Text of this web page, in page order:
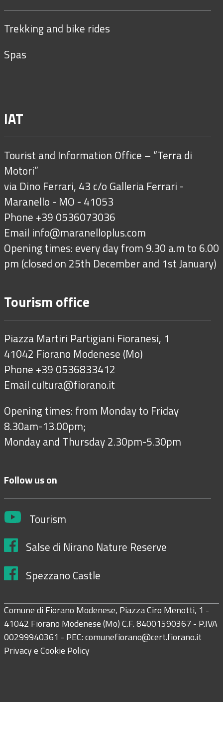
originali…
Trekking and bike rides
Spas
IAT
Tourist and Information Office – “Terra di
Motori”
via Dino Ferrari, 43 c/o Galleria Ferrari -
Maranello - MO - 41053
Phone +39 0536073036
Email info@maranelloplus.com
Opening times: every day from 9.30 a.m to 6.00
pm (closed on 25th December and 1st January)
Tourism office
Piazza Martiri Partigiani Fioranesi, 1
41042 Fiorano Modenese (Mo)
Phone +39 0536833412
Email cultura@fiorano.it
Opening times: from Monday to Friday
8.30am-13.00pm;
Monday and Thursday 2.30pm-5.30pm
Follow us on
Tourism
Salse di Nirano Nature Reserve
Spezzano Castle
Comune di Fiorano Modenese, Piazza Ciro Menotti, 1 -
41042 Fiorano Modenese (Mo) C.F. 84001590367 - P.IVA
00299940361 - PEC:comunefiorano@cert.fiorano.it
Privacy e Cookie Policy